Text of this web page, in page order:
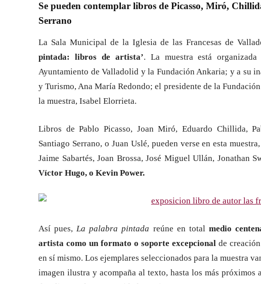
Se pueden contemplar libros de Picasso, Miró,
Serrano
La Sala Municipal de la Iglesia de las Francesas de
pintada: libros de artista’. La muestra está
Ayuntamiento de Valladolid y la Fundación Ankaria; y a su
y Turismo, Ana María Redondo; el presidente de la
la muestra, Isabel Elorrieta.
Libros de Pablo Picasso, Joan Miró, Eduardo Chillida,
Santiago Serrano, o Juan Uslé, pueden verse en esta
Jaime Sabartés, Joan Brossa, José Miguel Ullán, Jonathan
Víctor Hugo, o Kevin Power.
Así pues, La palabra pintada reúne en total medio
artista como un formato o soporte excepcional de
en sí mismo. Los ejemplares seleccionados para la muestra
imagen ilustra y acompaña al texto, hasta los más